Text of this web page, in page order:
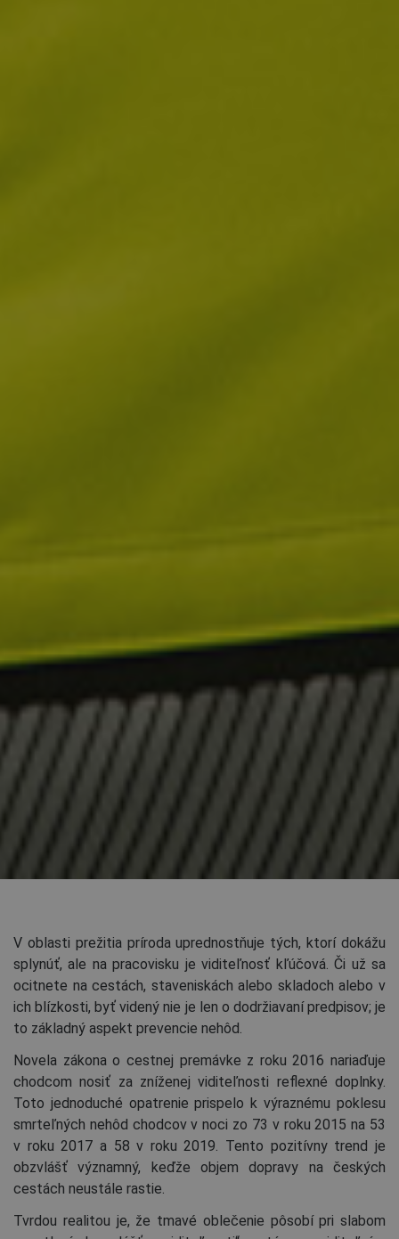
V oblasti prežitia príroda uprednostňuje tých, ktorí dokážu
splynúť, ale na pracovisku je viditeľnosť kľúčová. Či už sa
ocitnete na cestách, staveniskách alebo skladoch alebo v
ich blízkosti, byť videný nie je len o dodržiavaní predpisov; je
to základný aspekt prevencie nehôd.
Novela zákona o cestnej premávke z roku 2016 nariaďuje
chodcom nosiť za zníženej viditeľnosti reflexné doplnky.
Toto jednoduché opatrenie prispelo k výraznému poklesu
smrteľných nehôd chodcov v noci zo 73 v roku 2015 na 53
v roku 2017 a 58 v roku 2019. Tento pozitívny trend je
obzvlášť významný, keďže objem dopravy na českých
cestách neustále rastie.
Tvrdou realitou je, že tmavé oblečenie pôsobí pri slabom